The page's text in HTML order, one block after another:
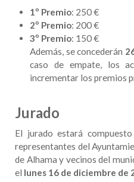
1º Premio: 250 €
2º Premio: 200 €
3º Premio: 150 €
Además, se concederán
caso de empate, los
incrementar los premios
Jurado
El jurado estará
representantes del
de Alhama y vecinos del
el lunes 16 de diciembre de